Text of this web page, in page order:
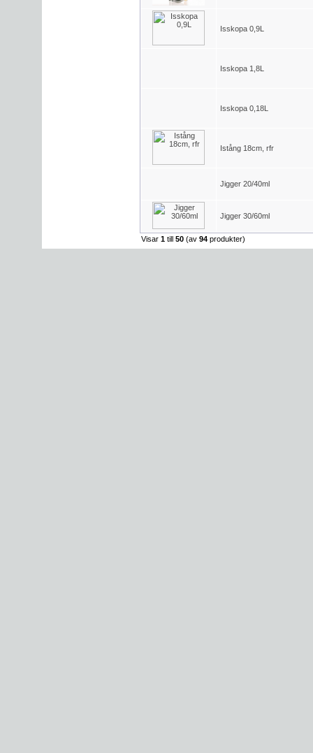
Isskopa 0,9L
Isskopa 1,8L
Isskopa 0,18L
Istång 18cm, rfr
Jigger 20/40ml
Jigger 30/60ml
Visar 1 till 50 (av 94 produkter)